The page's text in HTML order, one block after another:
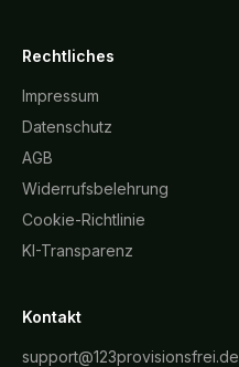
Rechtliches
Impressum
Datenschutz
AGB
Widerrufsbelehrung
Cookie-Richtlinie
KI-Transparenz
Kontakt
support@123provisionsfrei.de